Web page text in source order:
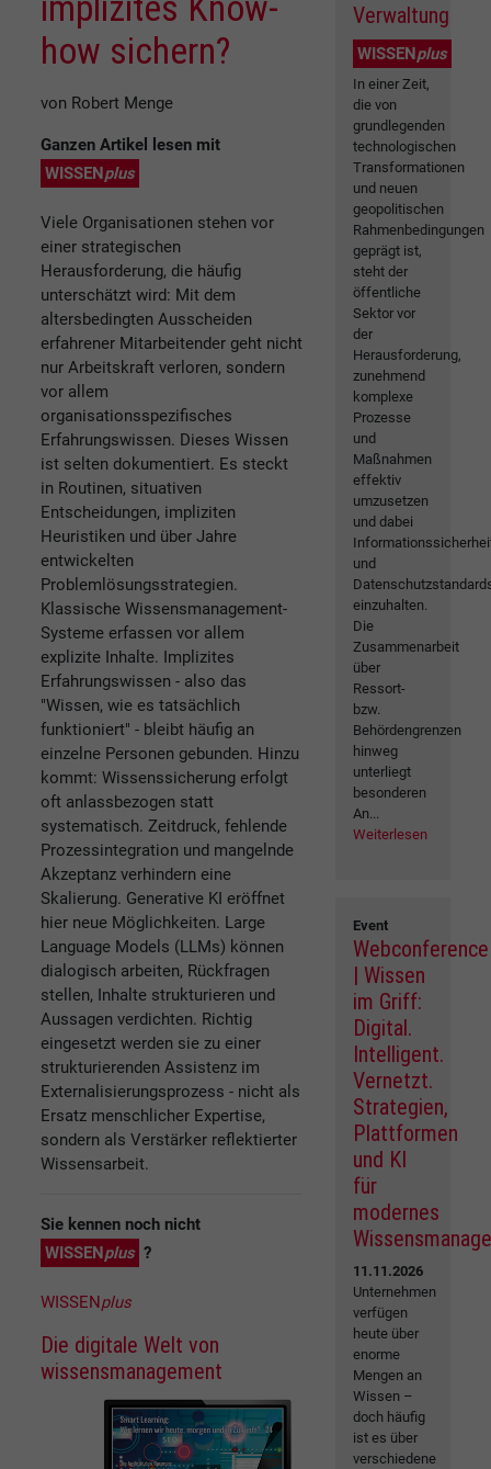
how sichern?
von Robert Menge
Ganzen Artikel lesen mit
WISSENplus
Viele Organisationen stehen vor
einer strategischen
Herausforderung, die häufig
unterschätzt wird: Mit dem
altersbedingten Ausscheiden
erfahrener Mitarbeitender geht nicht
nur Arbeitskraft verloren, sondern
vor allem
organisationsspezifisches
Erfahrungswissen. Dieses Wissen
ist selten dokumentiert. Es steckt
in Routinen, situativen
Entscheidungen, impliziten
Heuristiken und über Jahre
entwickelten
Problemlösungsstrategien.
Klassische Wissensmanagement-
Systeme erfassen vor allem
explizite Inhalte. Implizites
Erfahrungswissen - also das
"Wissen, wie es tatsächlich
funktioniert" - bleibt häufig an
einzelne Personen gebunden. Hinzu
kommt: Wissenssicherung erfolgt
oft anlassbezogen statt
systematisch. Zeitdruck, fehlende
Prozessintegration und mangelnde
Akzeptanz verhindern eine
Skalierung. Generative KI eröffnet
hier neue Möglichkeiten. Large
Language Models (LLMs) können
dialogisch arbeiten, Rückfragen
stellen, Inhalte strukturieren und
Aussagen verdichten. Richtig
eingesetzt werden sie zu einer
strukturierenden Assistenz im
Externalisierungsprozess - nicht als
Ersatz menschlicher Expertise,
sondern als Verstärker reflektierter
Wissensarbeit.
Sie kennen noch nicht
WISSENplus ?
WISSENplus
Die digitale Welt von
wissensmanagement
Verwaltung
WISSENplus
In einer Zeit,
die von
grundlegenden
technologischen
Transformationen
und neuen
geopolitischen
Rahmenbedingungen
geprägt ist,
steht der
öffentliche
Sektor vor
der
Herausforderung,
zunehmend
komplexe
Prozesse
und
Maßnahmen
effektiv
umzusetzen
und dabei
und
einzuhalten.
Die
Zusammenarbeit
über
Ressort-
bzw.
Behördengrenzen
hinweg
unterliegt
besonderen
An...
Weiterlesen
Event
Webconference
| Wissen
im Griff:
Digital.
Intelligent.
Vernetzt.
Strategien,
Plattformen
und KI
für
modernes
11.11.2026
Unternehmen
verfügen
heute über
enorme
Mengen an
Wissen –
doch häufig
ist es über
verschiedene